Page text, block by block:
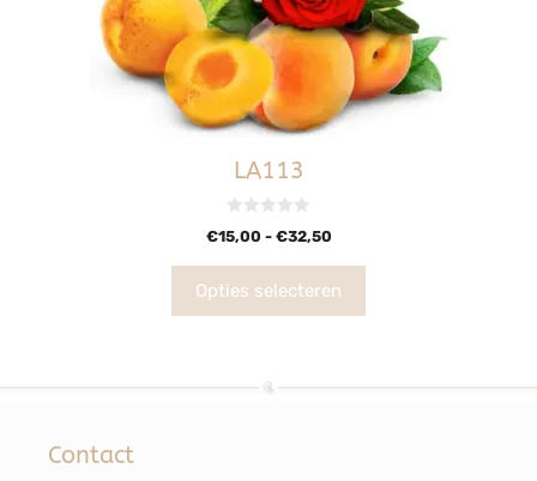
LA113
v
n
5
€15,00 - €32,50
Opties selecteren
Contact